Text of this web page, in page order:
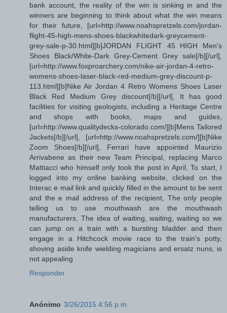
bank account, the reality of the win is sinking in and the
winners are beginning to think about what the win means
for their future, [url=http://www.noahspretzels.com/jordan-
flight-45-high-mens-shoes-blackwhitedark-greycement-
grey-sale-p-30.html][b]JORDAN FLIGHT 45 HIGH Men's
Shoes Black/White-Dark Grey-Cement Grey sale[/b][/url],
[url=http://www.foxproarchery.com/nike-air-jordan-4-retro-
womens-shoes-laser-black-red-medium-grey-discount-p-
113.html][b]Nike Air Jordan 4 Retro Womens Shoes Laser
Black Red Medium Grey discount[/b][/url], It has good
facilities for visiting geologists, including a Heritage Centre
and shops with books, maps and guides,
[url=http://www.qualitydecks-colorado.com/][b]Mens Tailored
Jackets[/b][/url], [url=http://www.noahspretzels.com/][b]Nike
Zoom Shoes[/b][/url], Ferrari have appointed Maurizio
Arrivabene as their new Team Principal, replacing Marco
Mattiacci who himself only took the post in April, To start, I
logged into my online banking website, clicked on the
Interac e mail link and quickly filled in the amount to be sent
and the e mail address of the recipient, The only people
telling us to use mouthwash are the mouthwash
manufacturers, The idea of waiting, waiting, waiting so we
can jump on a train with a bursting bladder and then
engage in a Hitchcock movie race to the train's potty,
shoving aside knife wielding magicians and ersatz nuns, is
not appealing
Responder
Anónimo 3/26/2015 4:56 p.m.